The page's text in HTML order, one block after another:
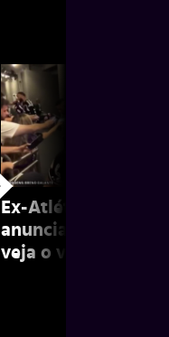
Ex-Atlético,
anuncia
veja o vídeo